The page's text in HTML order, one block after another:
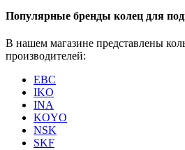
Популярные бренды колец для
В нашем магазине представлены
производителей:
EBC
IKO
INA
KOYO
NSK
SKF